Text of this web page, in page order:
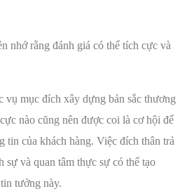
nhớ rằng đánh giá có thể tích cực và
vụ mục đích xây dựng bản sắc thương
nào cũng nên được coi là cơ hội để
tin của khách hàng. Việc đích thân trả
và quan tâm thực sự có thể tạo
tưởng này.